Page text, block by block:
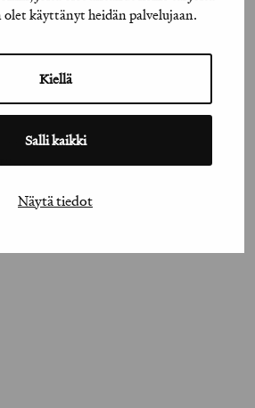
käyttänyt heidän palvelujaan.
Kiellä
Salli kaikki
Näytä tiedot